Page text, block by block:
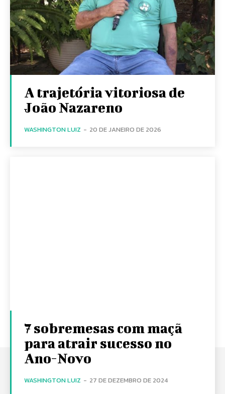
A trajetória vitoriosa de
João Nazareno
WASHINGTON LUIZ - 20 DE JANEIRO DE 2026
7 sobremesas com maçã
para atrair sucesso no
Ano-Novo
WASHINGTON LUIZ - 27 DE DEZEMBRO DE 2024